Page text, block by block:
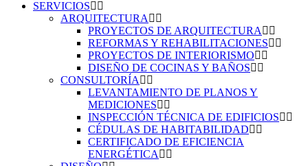
SERVICIOS
ARQUITECTURA
PROYECTOS DE ARQUITECTURA
REFORMAS Y REHABILITACIONES
PROYECTOS DE INTERIORISMO
DISEÑO DE COCINAS Y BAÑOS
CONSULTORÍA
LEVANTAMIENTO DE PLANOS Y
MEDICIONES
INSPECCIÓN TÉCNICA DE EDIFICIOS
CÉDULAS DE HABITABILIDAD
CERTIFICADO DE EFICIENCIA
ENERGÉTICA